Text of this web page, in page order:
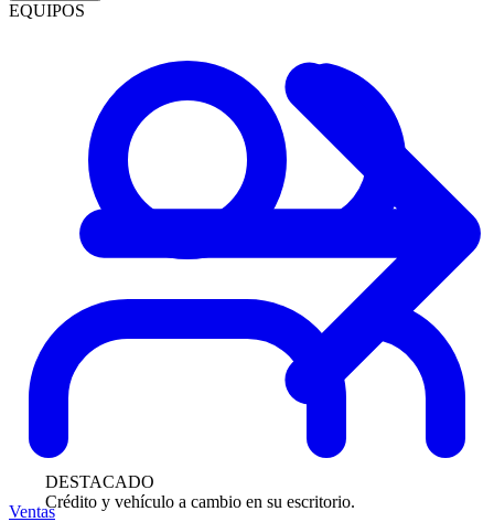
DESTACADO
Crédito y vehículo a cambio en su escritorio.
EQUIPOS
Ventas